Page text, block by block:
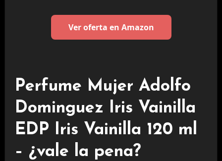
Ver oferta en Amazon
Perfume Mujer Adolfo
Dominguez Iris Vainilla
EDP Iris Vainilla 120 ml
– ¿vale la pena?